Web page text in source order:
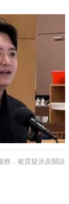
務，被質疑涉及關說